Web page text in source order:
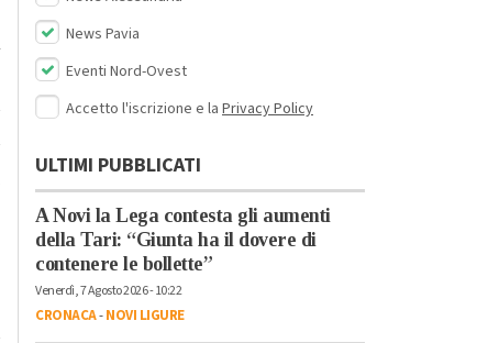
News Pavia
Eventi Nord-Ovest
Accetto l'iscrizione e la Privacy Policy
ULTIMI PUBBLICATI
A Novi la Lega contesta gli aumenti
della Tari: “Giunta ha il dovere di
contenere le bollette”
Venerdì, 7 Agosto 2026 - 10:22
CRONACA-NOVI LIGURE